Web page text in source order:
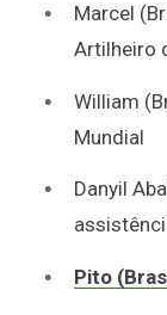
Marcel
Artilheiro
William
Mundial
Danyil
Pito